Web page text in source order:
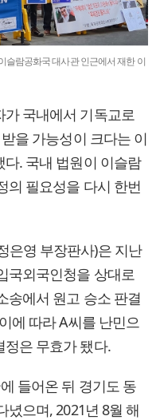
슬람공화국 대사관 인근에서 재한 이
국내에서 기독교로
을 가능성이 크다는 이
. 국내 법원이 이슬람
의 필요성을 다시 한번
은영 부장판사)은 지난
국외국인청을 상대로
송에서 원고 승소 판결
에 따라 A씨를 난민으
정은 무효가 됐다.
들어온 뒤 경기도 동
녔으며, 2021년 8월 해